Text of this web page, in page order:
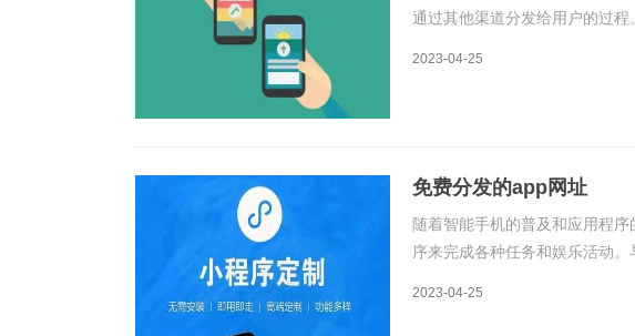
通过其他渠道分发给用户的过
的一步，因为它直接关系着应
2023-04-25
免费分发的app网址
随着智能手机的普及和应用程
序来完成各种任务和娱乐活动
序免费分发。这些免费的应用
2023-04-25